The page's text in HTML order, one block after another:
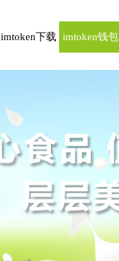
imtoken下载 imtoken钱包
安卓版